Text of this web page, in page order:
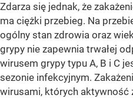
Zdarza się jednak, że
ma ciężki przebieg. Na
ogólny stan zdrowia oraz
grypy nie zapewnia trwałej
wirusem grypy typu A, B i C
sezonie infekcyjnym.
wirusami, których aktywność